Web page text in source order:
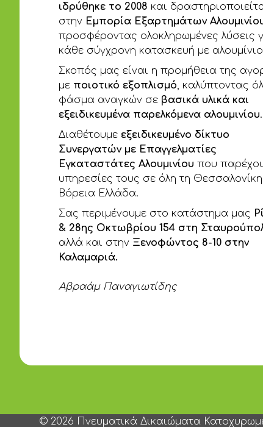
ιδρύθηκε το 2008 και
στην Εμπορία Εξαρτημάτων
προσφέροντας ολοκληρωμένες λύσεις
κάθε σύγχρονη κατασκευή με
Σκοπός μας είναι η προμήθεια της
με ποιοτικό εξοπλισμό, καλύπτοντας
φάσμα αναγκών σε βασικά υλικά και
εξειδικευμένα παρελκόμενα αλουμινίου.
Διαθέτουμε εξειδικευμένο δίκτυο
Συνεργατών με Επαγγελματίες
Εγκαταστάτες Αλουμινίου που
υπηρεσίες τους σε όλη τη Θεσσαλονίκη
Βόρεια Ελλάδα.
Σας περιμένουμε στο κατάστημα μας
& 28ης Οκτωβρίου 154 στη
αλλά και στην Ξενοφώντος 8-10 στην
Καλαμαριά.
Αβραάμ Παναγιωτίδης
© 2026 Πνευματικά Δικαιώματα